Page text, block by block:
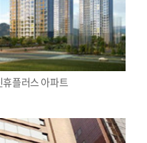
플러스 아파트